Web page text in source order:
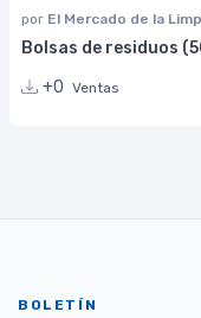
por El Mercado de la
Bolsas de residuos
+0 Ventas
BOLETÍN